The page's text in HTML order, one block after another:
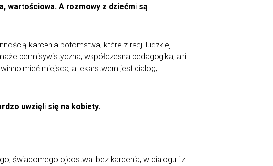
wartościowa. A rozmowy z dziećmi są
karcenia potomstwa, które z racji ludzkiej
permisywistyczna, współczesna pedagogika, ani
mieć miejsca, a lekarstwem jest dialog,
uwzięli się na kobiety.
świadomego ojcostwa: bez karcenia, w dialogu i z